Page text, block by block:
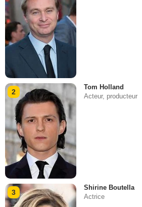
2
Tom Holland
Acteur, producteur
3
Shirine Boutella
Actrice